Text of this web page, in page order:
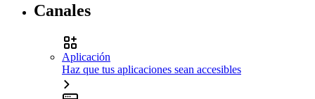
Canales
Aplicación
Haz que tus aplicaciones sean accesibles